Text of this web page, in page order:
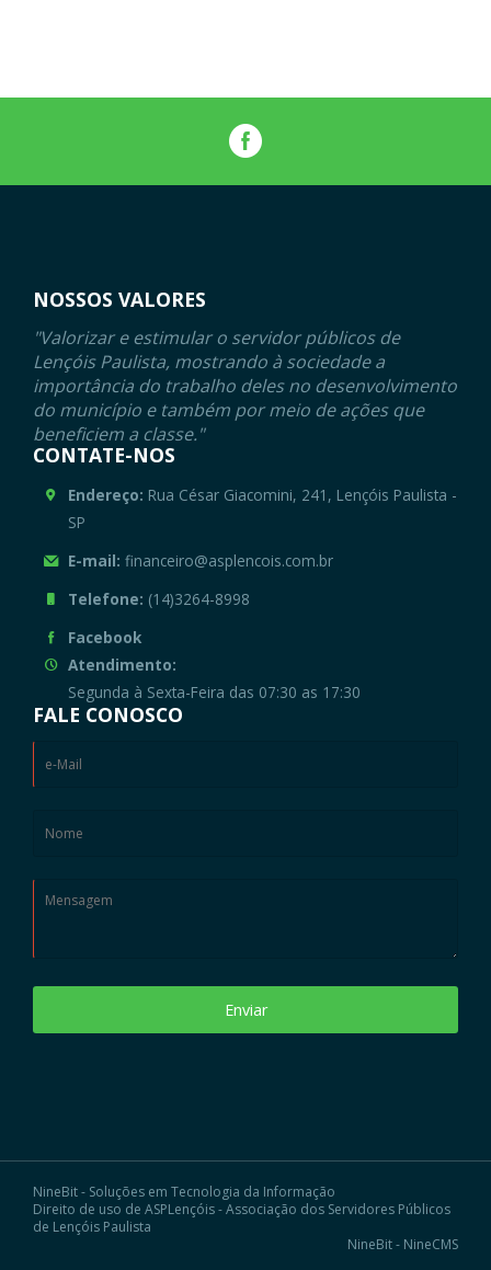
NOSSOS VALORES
"Valorizar e estimular o servidor públicos de
Lençóis Paulista, mostrando à sociedade a
importância do trabalho deles no desenvolvimento
do município e também por meio de ações que
beneficiem a classe."
CONTATE-NOS
Endereço: Rua César Giacomini, 241, Lençóis Paulista -
SP
E-mail: financeiro@asplencois.com.br
Telefone: (14)3264-8998
Facebook
Atendimento:
Segunda à Sexta-Feira das 07:30 as 17:30
FALE CONOSCO
Enviar
NineBit - Soluções em Tecnologia da Informação
Direito de uso de ASPLençóis - Associação dos Servidores Públicos
de Lençóis Paulista
NineBit - NineCMS